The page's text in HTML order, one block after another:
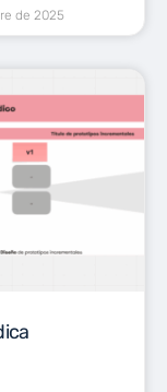
de 2025